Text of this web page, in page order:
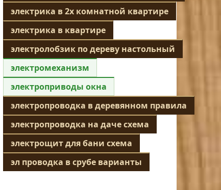
электрика в 2х комнатной квартире
электрика в квартире
электролобзик по дереву настольный
электромеханизм
электроприводы окна
электропроводка в деревянном правила
электропроводка на даче схема
электрощит для бани схема
эл проводка в срубе варианты